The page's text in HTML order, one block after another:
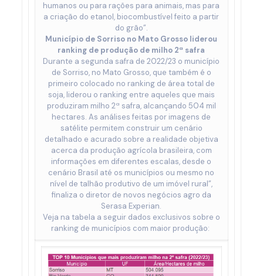
humanos ou para rações para animais, mas para
a criação do etanol, biocombustível feito a partir
do grão”.
Município de Sorriso no Mato Grosso liderou
ranking de produção de milho 2ª safra
Durante a segunda safra de 2022/23 o município
de Sorriso, no Mato Grosso, que também é o
primeiro colocado no ranking de área total de
soja, liderou o ranking entre aqueles que mais
produziram milho 2ª safra, alcançando 504 mil
hectares. As análises feitas por imagens de
satélite permitem construir um cenário
detalhado e acurado sobre a realidade objetiva
acerca da produção agrícola brasileira, com
informações em diferentes escalas, desde o
cenário Brasil até os municípios ou mesmo no
nível de talhão produtivo de um imóvel rural”,
finaliza o diretor de novos negócios agro da
Serasa Experian.
Veja na tabela a seguir dados exclusivos sobre o
ranking de municípios com maior produção: